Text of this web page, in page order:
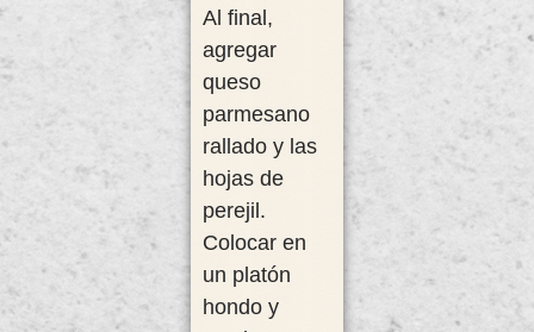
Al final,
agregar
queso
parmesano
rallado y las
hojas de
perejil.
Colocar en
un platón
hondo y